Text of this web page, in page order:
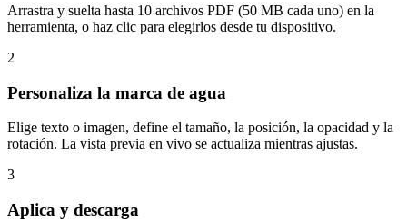
Arrastra y suelta hasta 10 archivos PDF (50 MB cada uno) en la
herramienta, o haz clic para elegirlos desde tu dispositivo.
2
Personaliza la marca de agua
Elige texto o imagen, define el tamaño, la posición, la opacidad y la
rotación. La vista previa en vivo se actualiza mientras ajustas.
3
Aplica y descarga